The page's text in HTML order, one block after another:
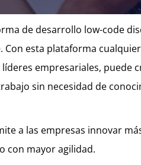
de desarrollo low-code
Con esta plataforma
empresariales, puede
sin necesidad de
a las empresas innovar
con mayor agilidad.